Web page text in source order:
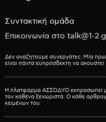
Συντακτική ομάδα
Επικοινωνία στο talk@1-
Δεν αναζητούμε συνεργάτες. Μία
είναι πάντα ευπρόσδεκτη να ακουστεί
Η πλατφόρμα ΑΣΣΟΔΥΟ εκπροσωπεί
τον καθένα ξεχωριστά. Ο κάθε
κειμένων του.